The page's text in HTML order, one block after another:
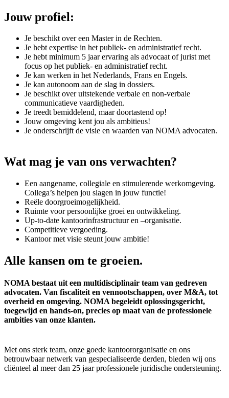
Jouw profiel:
Je beschikt over een Master in de Rechten.
Je hebt expertise in het publiek- en administratief recht.
Je hebt minimum 5 jaar ervaring als advocaat of jurist met
focus op het publiek- en administratief recht.
Je kan werken in het Nederlands, Frans en Engels.
Je kan autonoom aan de slag in dossiers.
Je beschikt over uitstekende verbale en non-verbale
communicatieve vaardigheden.
Je treedt bemiddelend, maar doortastend op!
Jouw omgeving kent jou als ambitieus!
Je onderschrijft de visie en waarden van NOMA advocaten.
Wat mag je van ons verwachten?
Een aangename, collegiale en stimulerende werkomgeving.
Collega’s helpen jou slagen in jouw functie!
Reële doorgroeimogelijkheid.
Ruimte voor persoonlijke groei en ontwikkeling.
Up-to-date kantoorinfrastructuur en –organisatie.
Competitieve vergoeding.
Kantoor met visie steunt jouw ambitie!
Alle kansen om te groeien.
NOMA bestaat uit een multidisciplinair team van gedreven
advocaten. Van fiscaliteit en vennootschappen, over M&A, tot
overheid en omgeving. NOMA begeleidt oplossingsgericht,
toegewijd en hands-on, precies op maat van de professionele
ambities van onze klanten.
Met ons sterk team, onze goede kantoororganisatie en ons
betrouwbaar netwerk van gespecialiseerde derden, bieden wij ons
cliënteel al meer dan 25 jaar professionele juridische ondersteuning.